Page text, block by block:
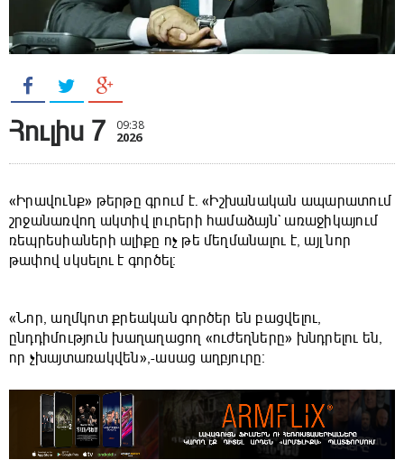
Հուլիս 7 09:38
2026
«Իրավունք» թերթը գրում է. «Իշխանական ապարատում
շրջանառվող ակտիվ լուրերի համաձայն` առաջիկայում
ռեպրեսիաների ալիքը ոչ թե մեղմանալու է, այլ նոր
թափով սկսելու է գործել։
«Նոր, աղմկոտ քրեական գործեր են բացվելու,
ընդդիմություն խաղաղացող «ուժեղները» խնդրելու են,
որ չխայտառակվեն»,-ասաց աղբյուրը։